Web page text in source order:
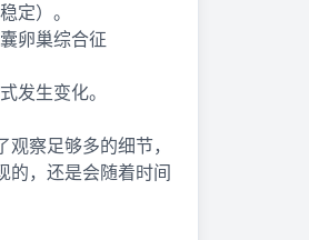
定）。
卵巢综合征
发生变化。
察足够多的细节，
的，还是会随着时间